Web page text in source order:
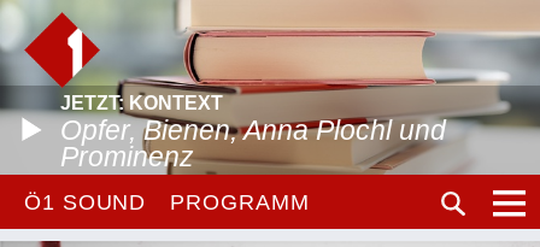
JETZT: KONTEXT
Opfer, Bienen, Anna Plochl und
Prominenz
Ö1 SOUND PROGRAMM